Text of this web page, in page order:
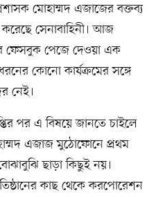
মোহাম্মদ এজাজের বক্তব্য
করেছে সেনাবাহিনী। আজ
ফেসবুক পেজে দেওয়া এক
কোনো কার্যক্রমের সঙ্গে
নেই।
পর এ বিষয়ে জানতে চাইলে
এজাজ মুঠোফোনে প্রথম
ছাড়া কিছুই নয়।
কাছ থেকে করপোরেশন